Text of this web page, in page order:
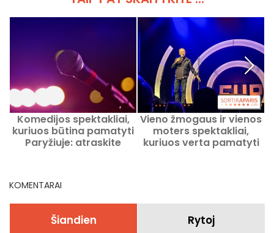
Komedijos spektakliai,
kuriuos būtina pamatyti
Paryžiuje: atraskite
Vieno žmogaus ir vienos
moters spektakliai,
kuriuos verta pamatyti
KOMENTARAI
Šiandien Rytoj